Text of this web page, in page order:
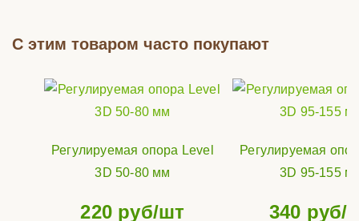
С этим товаром часто покупают
Регулируемая опора Level
3D 50-80 мм
220 руб/шт
Регулируемая
3D 95-155
340 руб/